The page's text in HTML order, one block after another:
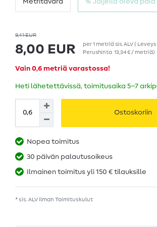
Metritavara % Jäljellä oleva pala
9,41 EUR
8,00 EUR per1 metriäsis. ALV( Leveys
Perushinta 13,34 € / metriä)
Vain 0,6 metriä varastossa!
Heti lähetettävissä, toimitusaika 5–7
Ostoskoriin
Nopea toimitus
30 päivän palautusoikeus
Ilmainen toimitus yli 150 € tilauksille
* sis. ALV ilman Toimituskulut